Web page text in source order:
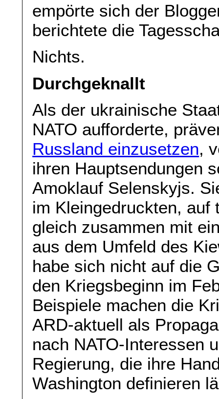
empörte sich der
berichtete die
Nichts.
Durchgeknallt
Als der ukrainische
NATO aufforderte,
Russland einzusetzen,
ihren Hauptsendungen
Amoklauf Selenskyjs.
im Kleingedruckten, auf
gleich zusammen mit
aus dem Umfeld des
habe sich nicht auf die
den Kriegsbeginn im
Beispiele machen die
ARD-aktuell als
nach NATO-Interessen
Regierung, die ihre
Washington definieren